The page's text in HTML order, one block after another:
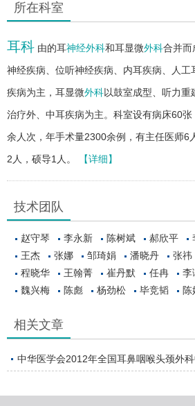
所在科室
耳科 由的耳神经外科和耳显微外科合并而
神经疾病、位听神经疾病、内耳疾病、人
疾病为主，耳显微外科以鼓室成型、听力
治疗外、中耳疾病为主。科室设有病床60
余人次，年手术量2300余例，有主任医师6
2人，硕导1人。
【详细】
技术团队
赵守琴 李永新 陈树斌 郝欣平
王杰
张娜 邹琦娟 潘晓丹 张祎
程晓华
王翰菁 崔丹默 任冉 李
魏兴梅
陈彪 杨劲松 毕竞韬 陈
相关文章
中华医学会2012年全国耳鼻咽喉头颈外